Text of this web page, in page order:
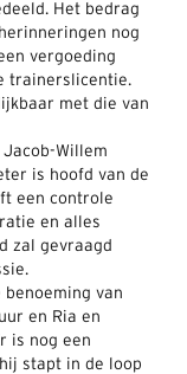
Het bedrag
nog
vergoeding
trainerslicentie.
met die van
Willem
is hoofd van de
een controle
en alles
zal gevraagd
benoeming van
en Ria en
is nog een
stapt in de loop